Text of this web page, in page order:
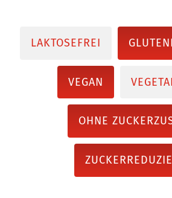
LAKTOSEFREI
VEGAN
OHNE